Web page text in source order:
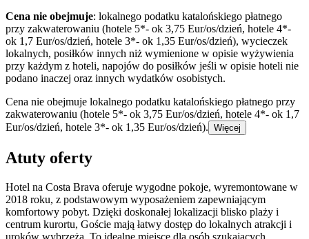
Cena nie obejmuje: lokalnego podatku katalońskiego płatnego
przy zakwaterowaniu (hotele 5*- ok 3,75 Eur/os/dzień, hotele 4*-
ok 1,7 Eur/os/dzień, hotele 3*- ok 1,35 Eur/os/dzień), wycieczek
lokalnych, posiłków innych niż wymienione w opisie wyżywienia
przy każdym z hoteli, napojów do posiłków jeśli w opisie hoteli nie
podano inaczej oraz innych wydatków osobistych.
Cena nie obejmuje lokalnego podatku katalońskiego płatnego przy
zakwaterowaniu (hotele 5*- ok 3,75 Eur/os/dzień, hotele 4*- ok 1,7
Eur/os/dzień, hotele 3*- ok 1,35 Eur/os/dzień). Więcej
Atuty oferty
Hotel na Costa Brava oferuje wygodne pokoje, wyremontowane w
2018 roku, z podstawowym wyposażeniem zapewniającym
komfortowy pobyt. Dzięki doskonałej lokalizacji blisko plaży i
centrum kurortu, Goście mają łatwy dostęp do lokalnych atrakcji i
uroków wybrzeża. To idealne miejsce dla osób szukających